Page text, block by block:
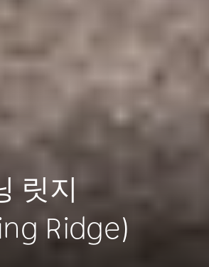
릿지
Ridge)